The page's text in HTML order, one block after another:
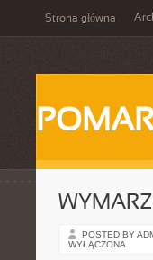
Strona główna
POSTED BY
WYŁĄCZONA